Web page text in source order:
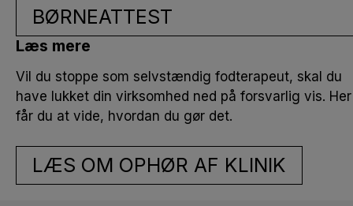
BØRNEATTEST
Læs mere
Vil du stoppe som selvstændig fodterapeut, skal du
have lukket din virksomhed ned på forsvarlig vis. Her
får du at vide, hvordan du gør det.
LÆS OM OPHØR AF KLINIK